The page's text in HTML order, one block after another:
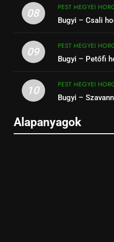
08
PEST MEGYEI
Bugyi – Csali
09
PEST MEGYEI
Bugyi – Petőfi
10
PEST MEGYEI
Bugyi –
Alapanyagok